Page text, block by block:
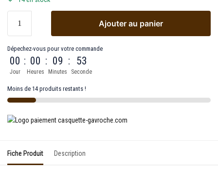
Ajouter au panier
Dépechez-vous pour votre commande
00
Jour
: 00
Heures
: 09
Minutes
: 53
Seconde
Moins de 14 produits restants !
Fiche Produit Description